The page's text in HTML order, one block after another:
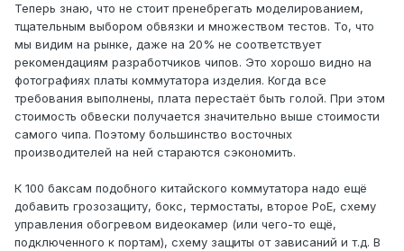
Теперь знаю, что не стоит пренебрегать моделированием,
тщательным выбором обвязки и множеством тестов. То, что
мы видим на рынке, даже на 20% не соответствует
рекомендациям разработчиков чипов. Это хорошо видно на
фотографиях платы коммутатора изделия. Когда все
требования выполнены, плата перестаёт быть голой. При этом
стоимость обвески получается значительно выше стоимости
самого чипа. Поэтому большинство восточных
производителей на ней стараются сэкономить.
К 100 баксам подобного китайского коммутатора надо ещё
добавить грозозащиту, бокс, термостаты, второе PoE, схему
управления обогревом видеокамер (или чего-то ещё,
подключенного к портам), схему защиты от зависаний и т.д. В